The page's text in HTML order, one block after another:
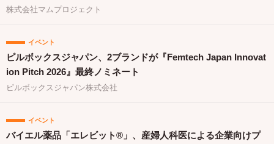
す！』出版祝〜」を開催
株式会社マムプロジェクト
イベント
ピルボックスジャパン、2ブランドが『Femtech Japan Innovat
ion Pitch 2026』最終ノミネート
ピルボックスジャパン株式会社
イベント
バイエル薬品「エレビット®」、産婦人科医による企業向けプ